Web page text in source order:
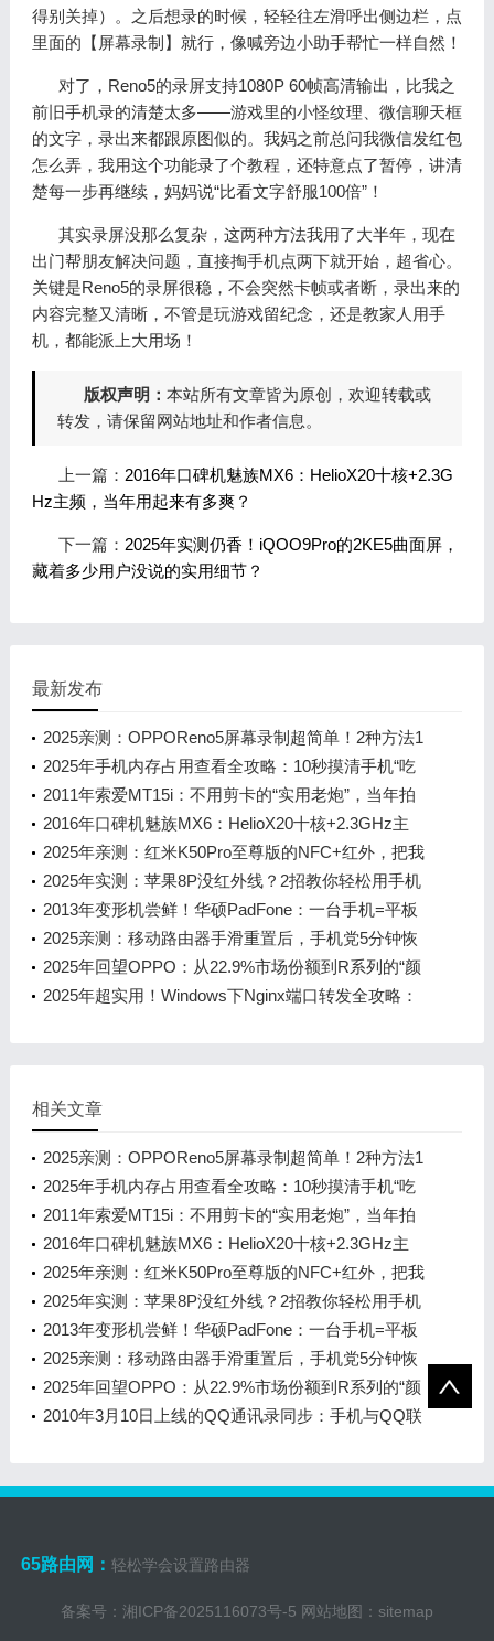
得别关掉）。之后想录的时候，轻轻往左滑呼出侧边栏，点
里面的【屏幕录制】就行，像喊旁边小助手帮忙一样自然！
对了，Reno5的录屏支持1080P 60帧高清输出，比我之
前旧手机录的清楚太多——游戏里的小怪纹理、微信聊天框
的文字，录出来都跟原图似的。我妈之前总问我微信发红包
怎么弄，我用这个功能录了个教程，还特意点了暂停，讲清
楚每一步再继续，妈妈说“比看文字舒服100倍”！
其实录屏没那么复杂，这两种方法我用了大半年，现在
出门帮朋友解决问题，直接掏手机点两下就开始，超省心。
关键是Reno5的录屏很稳，不会突然卡帧或者断，录出来的
内容完整又清晰，不管是玩游戏留纪念，还是教家人用手
机，都能派上大用场！
版权声明： 本站所有文章皆为原创，欢迎转载或
转发，请保留网站地址和作者信息。
上一篇： 2016年口碑机魅族MX6：HelioX20十核+2.3G
Hz主频，当年用起来有多爽？
下一篇： 2025年实测仍香！iQOO9Pro的2KE5曲面屏，
藏着多少用户没说的实用细节？
最新发布
2025亲测：OPPOReno5屏幕录制超简单！2种方法1
分钟学会，录游戏教家人都好用
2025年手机内存占用查看全攻略：10秒摸清手机“吃
了”多少空间！
2011年索爱MT15i：不用剪卡的“实用老炮”，当年拍
照投屏都好使
2016年口碑机魅族MX6：HelioX20十核+2.3GHz主
频，当年用起来有多爽？
2025年亲测：红米K50Pro至尊版的NFC+红外，把我
从日常小麻烦里捞出来了
2025年实测：苹果8P没红外线？2招教你轻松用手机
开空调
2013年变形机尝鲜！华硕PadFone：一台手机=平板
+笔记本的二合一魔法
2025亲测：移动路由器手滑重置后，手机党5分钟恢
复上网指南
2025年回望OPPO：从22.9%市场份额到R系列的“颜
值+拍照”执念
2025年超实用！Windows下Nginx端口转发全攻略：
相关文章
2025亲测：OPPOReno5屏幕录制超简单！2种方法1
分钟学会，录游戏教家人都好用
2025年手机内存占用查看全攻略：10秒摸清手机“吃
了”多少空间！
2011年索爱MT15i：不用剪卡的“实用老炮”，当年拍
照投屏都好使
2016年口碑机魅族MX6：HelioX20十核+2.3GHz主
频，当年用起来有多爽？
2025年亲测：红米K50Pro至尊版的NFC+红外，把我
从日常小麻烦里捞出来了
2025年实测：苹果8P没红外线？2招教你轻松用手机
开空调
2013年变形机尝鲜！华硕PadFone：一台手机=平板
+笔记本的二合一魔法
2025亲测：移动路由器手滑重置后，手机党5分钟恢
复上网指南
2025年回望OPPO：从22.9%市场份额到R系列的“颜
值+拍照”执念
2010年3月10日上线的QQ通讯录同步：手机与QQ联
65路由网： 轻松学会设置路由器
备案号： 湘ICP备2025116073号-5 网站地图： sitemap